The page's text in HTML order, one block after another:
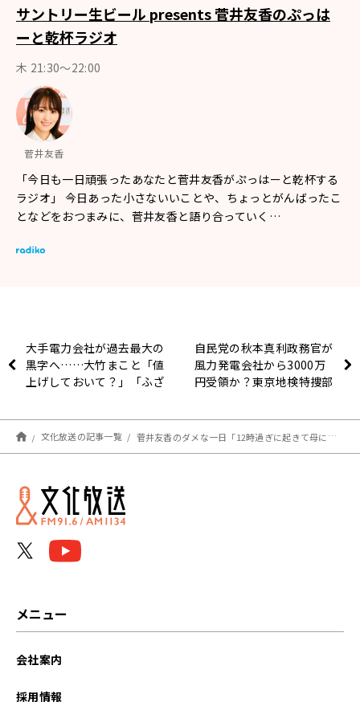
サントリー生ビール presents 菅井友香のぷっは
ーと乾杯ラジオ
木 21:30～22:00
菅井友香
「今日も一日頑張ったあなたと菅井友香がぷっはーと乾杯する
ラジオ」 今日あった小さないいことや、ちょっとがんばったこ
となどをおつまみに、菅井友香と語り合っていく…
大手電力会社が過去最大の
黒字へ……大竹まこと「値
上げしておいて？」「ふざ
自民党の秋本真利政務官が
風力発電会社から3000万
円受領か？東京地検特捜部
文化放送の記事一覧 菅井友香のダメな一日「12時過ぎに起きて母におそようって言われます」
メニュー
会社案内
採用情報